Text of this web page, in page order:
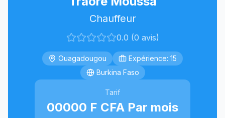
Chauffeur
0.0 (0 avis)
Ouagadougou
Expérience: 15
Burkina Faso
Tarif
00000 F CFA Par mois